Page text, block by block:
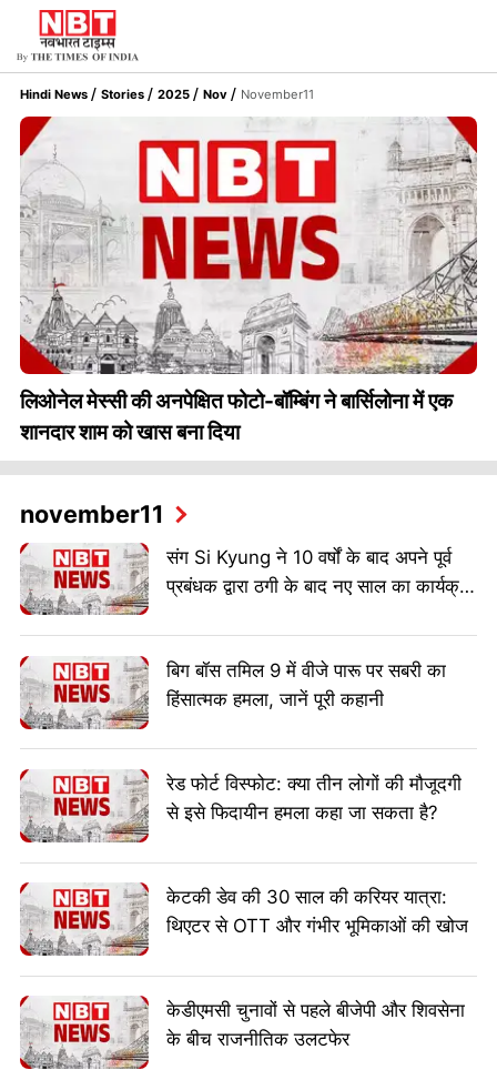
Hindi News Stories 2025 Nov November11
लिओनेल मेस्सी की अनपेक्षित फोटो-बॉम्बिंग ने बार्सिलोना में एक
शानदार शाम को खास बना दिया
november11
संग Si Kyung ने 10 वर्षों के बाद अपने पूर्व
प्रबंधक द्वारा ठगी के बाद नए साल का कार्यक्रम
बिग बॉस तमिल 9 में वीजे पारू पर सबरी का
हिंसात्मक हमला, जानें पूरी कहानी
रेड फोर्ट विस्फोट: क्या तीन लोगों की मौजूदगी
से इसे फिदायीन हमला कहा जा सकता है?
केटकी डेव की 30 साल की करियर यात्रा:
थिएटर से OTT और गंभीर भूमिकाओं की खोज
केडीएमसी चुनावों से पहले बीजेपी और शिवसेना
के बीच राजनीतिक उलटफेर